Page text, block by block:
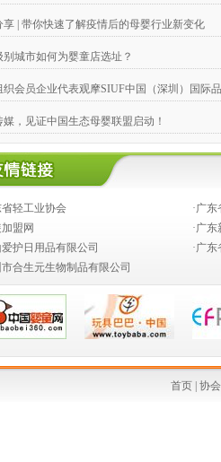
享 | 带你快速了解疫情后的母婴行业新变化
别城市如何为婴童店选址？
织会员企业代表观摩SIUF中国（深圳）国际
媒，见证中国生态母婴联盟启动！
不好赚，跨国合伙兴起
销售，如何攻下九类难缠的客户？
装营销模式,高效对接渠道资源
童行业创新发展论坛
宝贝公司转型看婴童行业发展中的创新变革
检总局连夜发布新西兰可瑞康婴儿配方乳粉
省轻工业协会 ·广
加盟网
·广
爱护日用品有限公司
·广
市合生元生物制品有限公司
首页 协